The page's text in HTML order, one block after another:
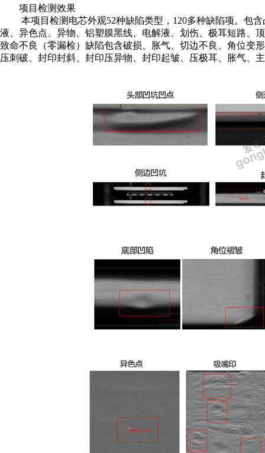
项目检测效果
本项目检测电芯外观52种缺陷类型，120多种缺陷项。包
液、异色点、异物、铝塑膜黑线、电解液、划伤、极耳短路、
致命不良（零漏检）缺陷包含破损、胀气、切边不良、角位变
压刺破、封印封斜、封印压异物、封印起皱、压极耳、胀气、